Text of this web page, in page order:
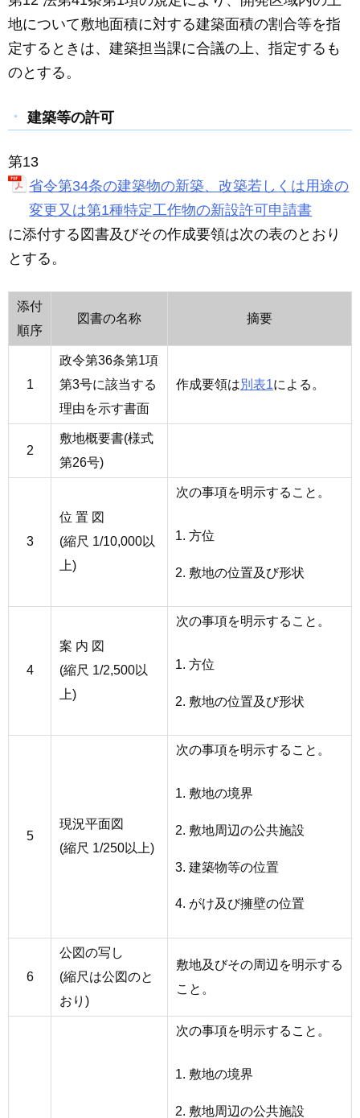
地について敷地面積に対する建築面積の割合等を指
定するときは、建築担当課に合議の上、指定するも
のとする。
建築等の許可
第13
省令第34条の建築物の新築、改築若しくは用途の
変更又は第1種特定工作物の新設許可申請書
に添付する図書及びその作成要領は次の表のとおり
とする。
添付
順序
図書の名称 摘要
1
政令第36条第1項
第3号に該当する
理由を示す書面
作成要領は別表1による。
2
敷地概要書(様式
第26号)
3
位 置 図
(縮尺 1/10,000以
上)
次の事項を明示すること。
方位
敷地の位置及び形状
4
案 内 図
(縮尺 1/2,500以
上)
次の事項を明示すること。
方位
敷地の位置及び形状
5
現況平面図
(縮尺 1/250以上)
次の事項を明示すること。
敷地の境界
敷地周辺の公共施設
建築物等の位置
がけ及び擁壁の位置
6
公図の写し
(縮尺は公図のと
おり)
敷地及びその周辺を明示する
こと。
次の事項を明示すること。
敷地の境界
敷地周辺の公共施設